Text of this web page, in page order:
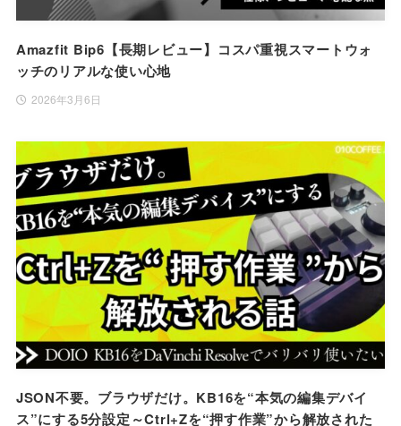
Amazfit Bip6【長期レビュー】コスパ重視スマートウォ
ッチのリアルな使い心地
2026年3月6日
JSON不要。ブラウザだけ。KB16を“本気の編集デバイ
ス”にする5分設定～Ctrl+Zを“押す作業”から解放された